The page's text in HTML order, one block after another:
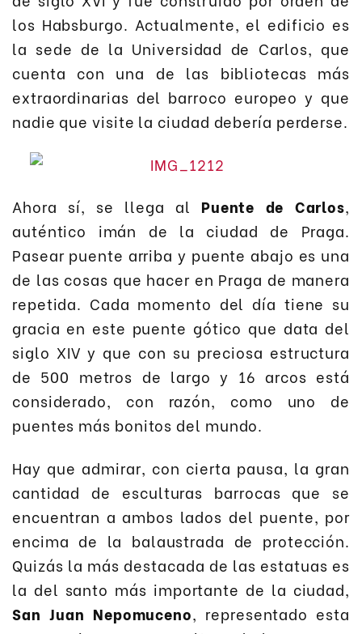
los Habsburgo. Actualmente, el edificio es
la sede de la Universidad de Carlos, que
cuenta con una de las bibliotecas más
extraordinarias del barroco europeo y que
nadie que visite la ciudad debería perderse.
Ahora sí, se llega al Puente de Carlos,
auténtico imán de la ciudad de Praga.
Pasear puente arriba y puente abajo es una
de las cosas que hacer en Praga de manera
repetida. Cada momento del día tiene su
gracia en este puente gótico que data del
siglo XIV y que con su preciosa estructura
de 500 metros de largo y 16 arcos está
considerado, con razón, como uno de
puentes más bonitos del mundo.
Hay que admirar, con cierta pausa, la gran
cantidad de esculturas barrocas que se
encuentran a ambos lados del puente, por
encima de la balaustrada de protección.
Quizás la más destacada de las estatuas es
la del santo más importante de la ciudad,
San Juan Nepomuceno, representado esta